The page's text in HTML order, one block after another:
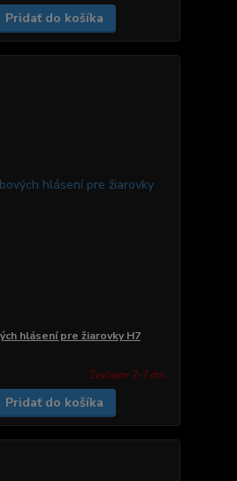
Pridať do košíka
hlásení pre žiarovky H7
Zvyčajne 2-7 dni.
Pridať do košíka